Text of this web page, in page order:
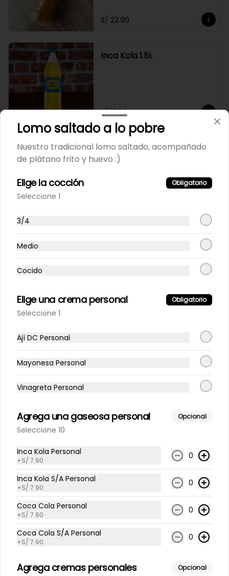
S/ 22.90
Inca Kola 1.5L
S/ 15.90
Inca Kola 500Ml
S/ 25.90
Conócenos
Despacho
Política de privacidad
Lomo saltado a lo pobre
Nuestro tradicional lomo saltado, acompañado
de plátano frito y huevo :)
Elige la cocción Obligatorio
Seleccione 1
3/4
Medio
Cocido
Elige una crema personal Obligatorio
Seleccione 1
Ají DC Personal
Mayonesa Personal
Vinagreta Personal
Agrega una gaseosa personal Opcional
Seleccione 10
Inca Kola Personal
+S/ 7.90 0
Inca Kola S/A Personal
+S/ 7.90 0
Coca Cola Personal
+S/ 7.90 0
Coca Cola S/A Personal
+S/ 7.90 0
Agrega cremas personales Opcional